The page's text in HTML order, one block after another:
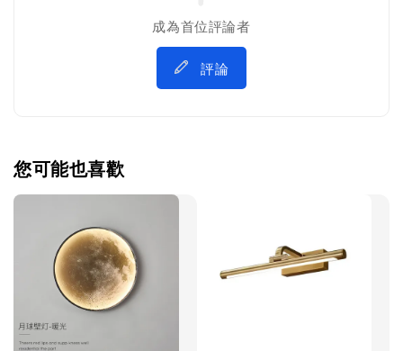
成為首位評論者
評論
您可能也喜歡